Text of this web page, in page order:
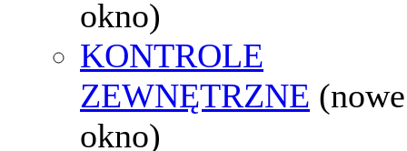
okno)
KONTROLE
ZEWNĘTRZNE (nowe
okno)